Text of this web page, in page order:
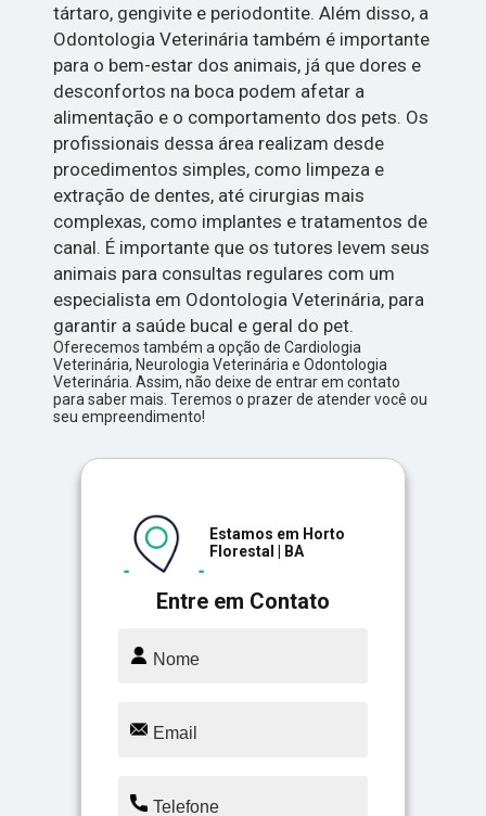
tártaro, gengivite e periodontite. Além disso, a
Odontologia Veterinária também é importante
para o bem-estar dos animais, já que dores e
desconfortos na boca podem afetar a
alimentação e o comportamento dos pets. Os
profissionais dessa área realizam desde
procedimentos simples, como limpeza e
extração de dentes, até cirurgias mais
complexas, como implantes e tratamentos de
canal. É importante que os tutores levem seus
animais para consultas regulares com um
especialista em Odontologia Veterinária, para
garantir a saúde bucal e geral do pet.
Oferecemos também a opção de Cardiologia
Veterinária, Neurologia Veterinária e Odontologia
Veterinária. Assim, não deixe de entrar em contato
para saber mais. Teremos o prazer de atender você ou
seu empreendimento!
Entre em Contato
Estamos em Horto
Florestal | BA